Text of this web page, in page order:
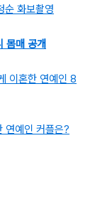
화보촬영
몸매 공개
이혼한 연예인 8
예인 커플은?